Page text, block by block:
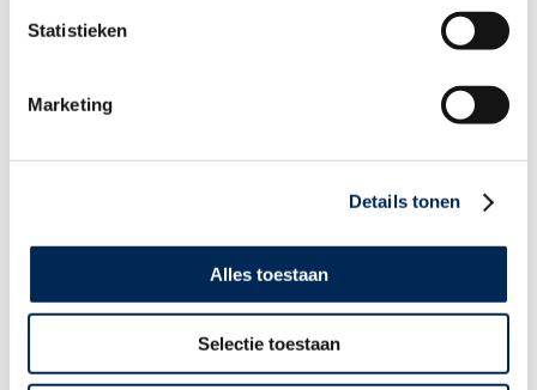
Statistieken
Marketing
Details tonen
Alles toestaan
Selectie toestaan
Ermäßigung der Arbeitgeberkosten bei
Arbeitgeberbeiträge zur sozialen Sicherheit
Niederlande | Steuerfreie
Januar 2026 erhöht